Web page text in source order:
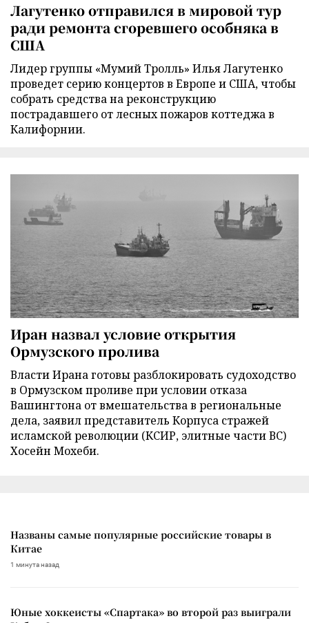
Лагутенко отправился в мировой тур
ради ремонта сгоревшего особняка в
США
Лидер группы «Мумий Тролль» Илья Лагутенко
проведет серию концертов в Европе и США, чтобы
собрать средства на реконструкцию
пострадавшего от лесных пожаров коттеджа в
Калифорнии.
Иран назвал условие открытия
Ормузского пролива
Власти Ирана готовы разблокировать судоходство
в Ормузском проливе при условии отказа
Вашингтона от вмешательства в региональные
дела, заявил представитель Корпуса стражей
исламской революции (КСИР, элитные части ВС)
Хосейн Мохеби.
Названы самые популярные российские товары в
Китае
1 минута назад
Юные хоккеисты «Спартака» во второй раз выиграли